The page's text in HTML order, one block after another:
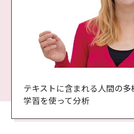
テキストに含まれる人間の
学習を使って分析